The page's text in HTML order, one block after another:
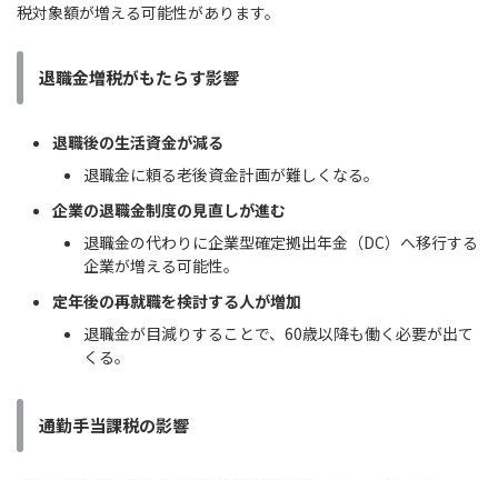
税対象額が増える可能性があります。
退職金増税がもたらす影響
退職後の生活資金が減る
退職金に頼る老後資金計画が難しくなる。
企業の退職金制度の見直しが進む
退職金の代わりに企業型確定拠出年金（DC）へ移行する
企業が増える可能性。
定年後の再就職を検討する人が増加
退職金が目減りすることで、60歳以降も働く必要が出て
くる。
通勤手当課税の影響